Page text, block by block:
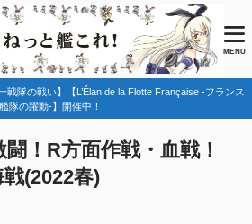
MENU
隊の戦い】【L’Élan de la Flotte Française -フランス
艦隊の躍動-】開催中！
！R方面作戦・血戦！
(2022春)